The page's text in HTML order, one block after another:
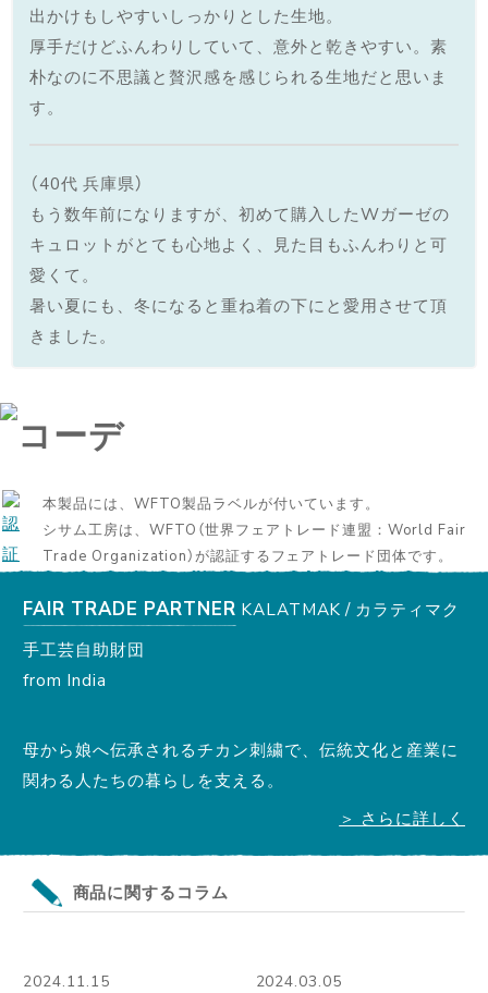
出かけもしやすいしっかりとした生地。
厚手だけどふんわりしていて、意外と乾きやすい。素
朴なのに不思議と贅沢感を感じられる生地だと思いま
す。
（40代 兵庫県）
もう数年前になりますが、初めて購入したWガーゼの
キュロットがとても心地よく、見た目もふんわりと可
愛くて。
暑い夏にも、冬になると重ね着の下にと愛用させて頂
きました。
本製品には、WFTO製品ラベルが付いています。
シサム工房は、WFTO（世界フェアトレード連盟：World Fair
Trade Organization）が認証するフェアトレード団体です。
FAIR TRADE PARTNER KALATMAK / カラティマク
手工芸自助財団
from India
母から娘へ伝承されるチカン刺繍で、伝統文化と産業に
関わる人たちの暮らしを支える。
＞ さらに詳しく
商品に関するコラム
2024.11.15 2024.03.05